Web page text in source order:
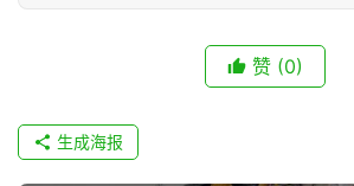
链
赞 (0)
生成海报